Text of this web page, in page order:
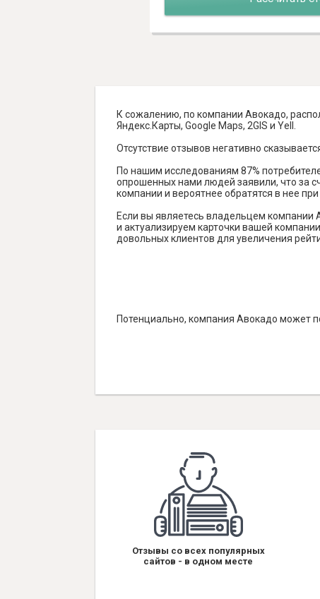
К сожалению, по компании Авокадо,
Яндекс.Карты, Google Maps, 2GIS и Yell.
Отсутствие отзывов негативно
По нашим исследованиям 87%
опрошенных нами людей заявили, что за
компании и вероятнее обратятся в нее
Если вы являетесь владельцем
и актуализируем карточки вашей
довольных клиентов для увеличения
Потенциально, компания Авокадо может
Отзывы со всех популярных
сайтов - в одном месте